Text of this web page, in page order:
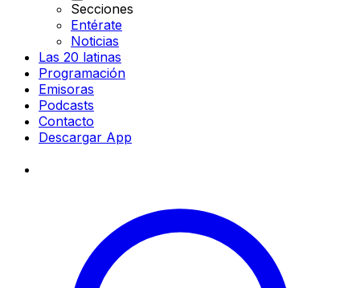
Secciones
Entérate
Noticias
Las 20 latinas
Programación
Emisoras
Podcasts
Contacto
Descargar App